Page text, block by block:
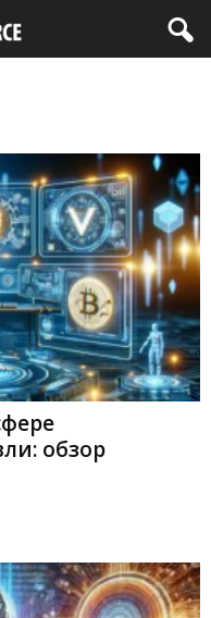
обзор